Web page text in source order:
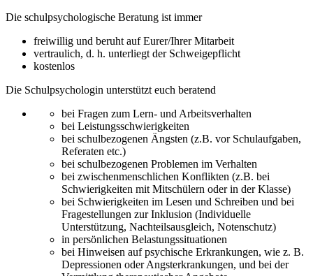
Die schulpsychologische Beratung ist immer
freiwillig und beruht auf Eurer/Ihrer Mitarbeit
vertraulich, d. h. unterliegt der Schweigepflicht
kostenlos
Die Schulpsychologin unterstützt euch beratend
bei Fragen zum Lern- und Arbeitsverhalten
bei Leistungsschwierigkeiten
bei schulbezogenen Ängsten (z.B. vor Schulaufgaben,
Referaten etc.)
bei schulbezogenen Problemen im Verhalten
bei zwischenmenschlichen Konflikten (z.B. bei
Schwierigkeiten mit Mitschülern oder in der Klasse)
bei Schwierigkeiten im Lesen und Schreiben und bei
Fragestellungen zur Inklusion (Individuelle
Unterstützung, Nachteilsausgleich, Notenschutz)
in persönlichen Belastungssituationen
bei Hinweisen auf psychische Erkrankungen, wie z. B.
Depressionen oder Angsterkrankungen, und bei der